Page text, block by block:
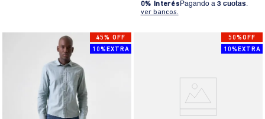
0% Interés Pagando a 3 cuotas.
ver bancos.
45% OFF
10%EXTRA
50%OFF
10%EXTRA